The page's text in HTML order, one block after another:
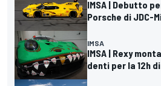
IMSA | Debutto
Porsche di JDC-
IMSA
IMSA | Rexy
denti per la 12h